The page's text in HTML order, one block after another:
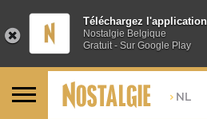
Téléchargez l'application
Nostalgie Belgique
Gratuit - Sur Google Play
> NL